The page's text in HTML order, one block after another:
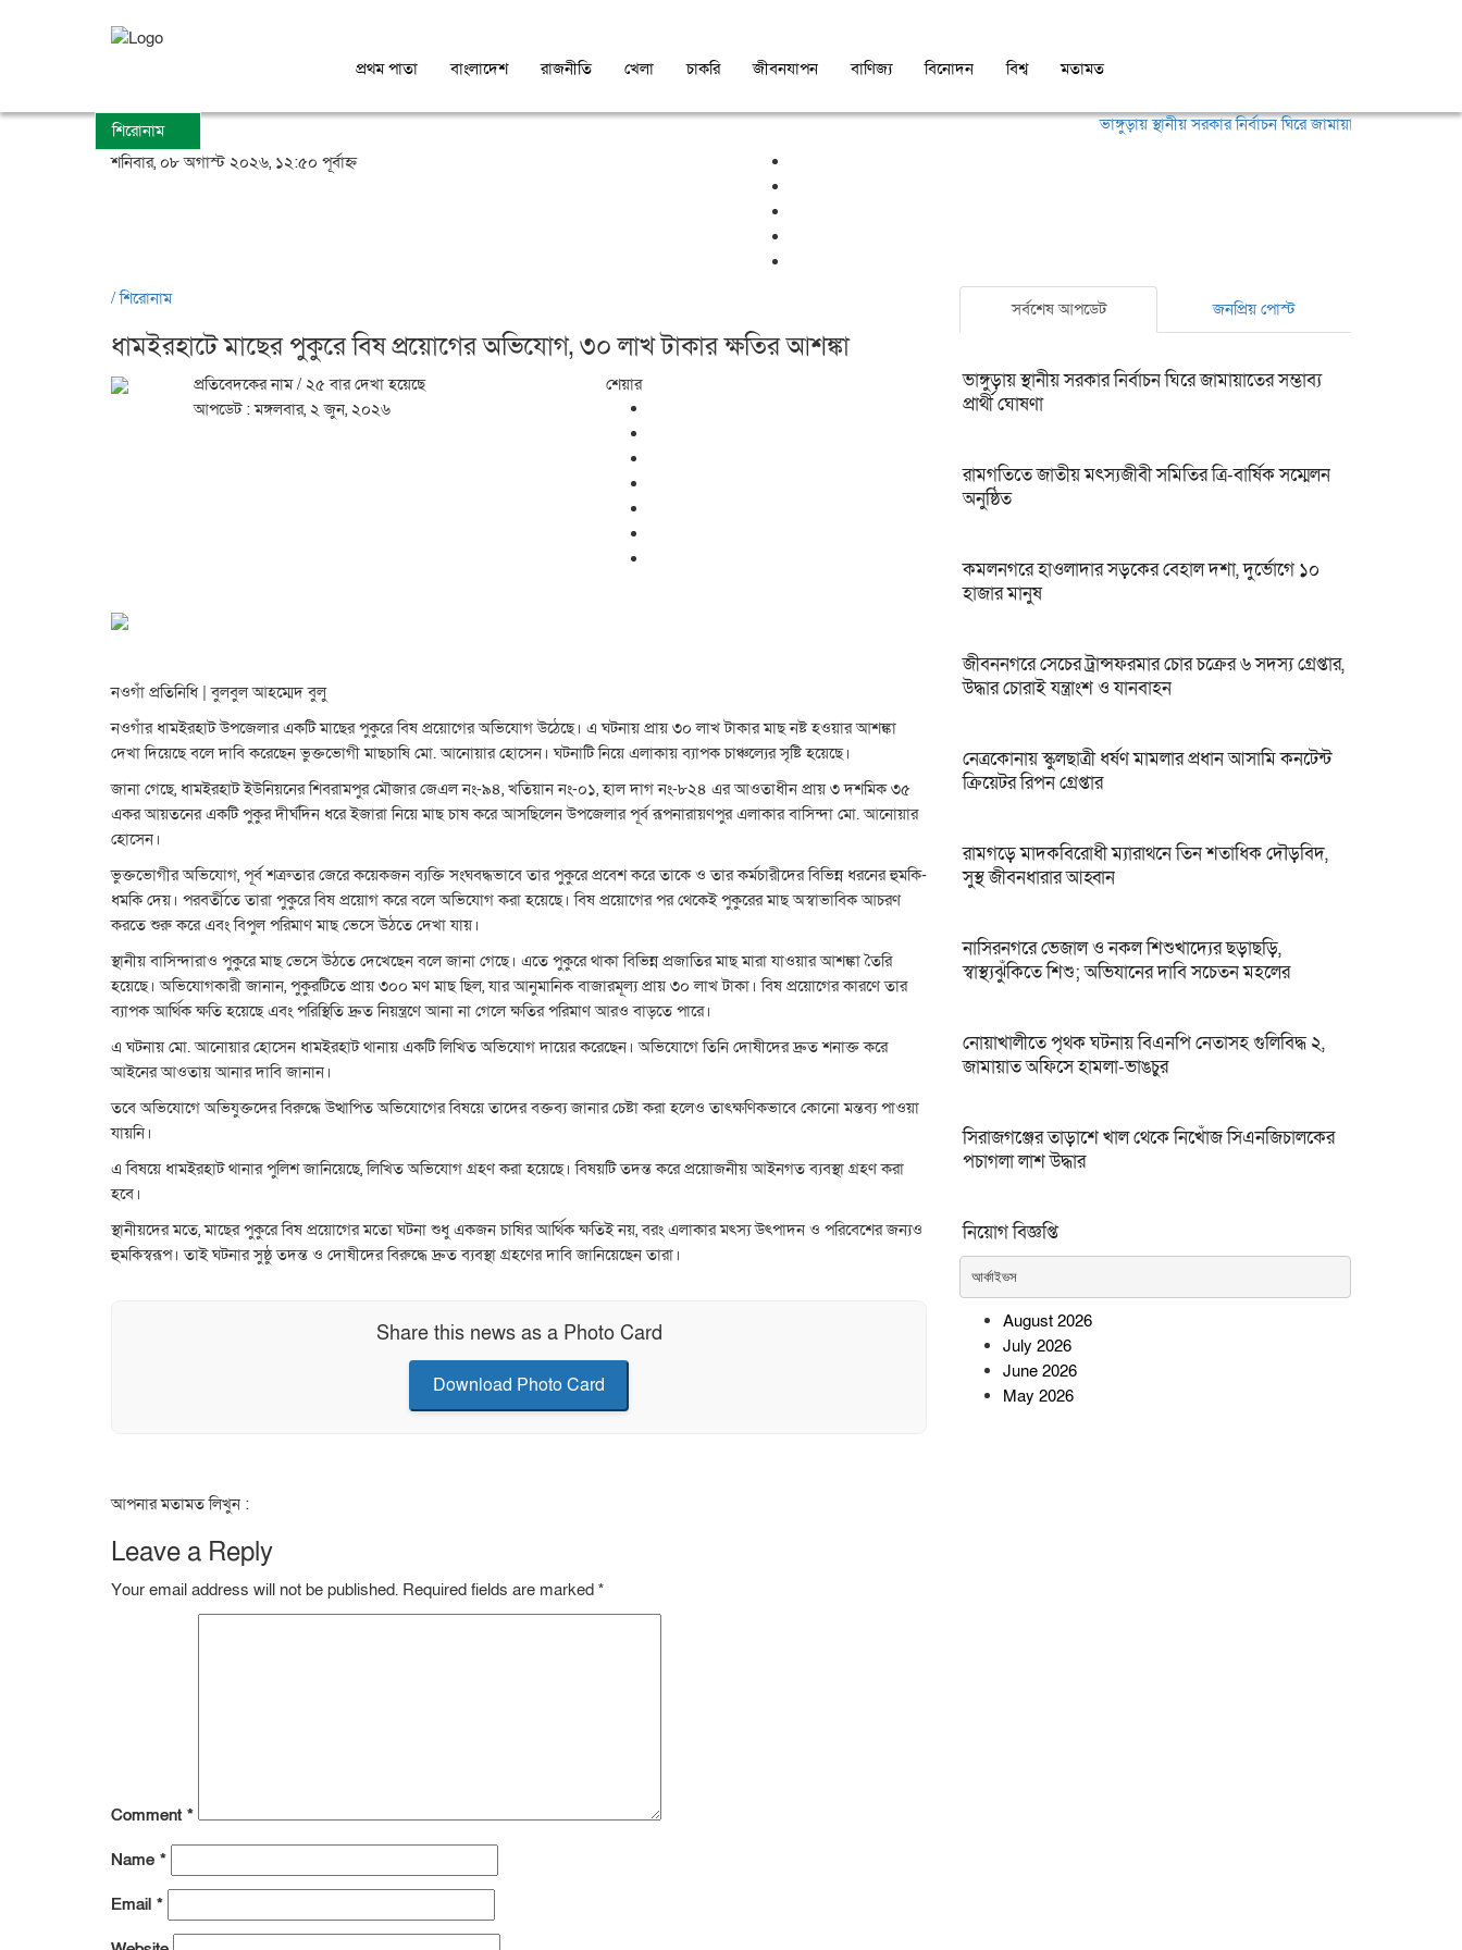
প্রথম পাতা বাংলাদেশ রাজনীতি খেলা চাকরি জীবনযাপন বাণিজ্য বিনোদন বিশ্ব মতামত
শিরোনাম
ভাঙ্গুড়ায় স্থানীয় সরকার নির্বাচন ঘিরে জামায়াতের সম্ভাব্য প্রার্থী
শনিবার, ০৮ অগাস্ট ২০২৬, ১২:৫০ পূর্বাহ্ন
/শিরোনাম
ধামইরহাটে মাছের পুকুরে বিষ প্রয়োগের অভিযোগ, ৩০ লাখ টাকার ক্ষতির আশঙ্কা
প্রতিবেদকের নাম/ ২৫ বার দেখা হয়েছে
আপডেট : মঙ্গলবার, ২ জুন, ২০২৬
শেয়ার
নওগাঁ প্রতিনিধি | বুলবুল আহম্মেদ বুলু
নওগাঁর ধামইরহাট উপজেলার একটি মাছের পুকুরে বিষ প্রয়োগের অভিযোগ উঠেছে। এ ঘটনায় প্রায় ৩০ লাখ টাকার মাছ নষ্ট হওয়ার আশঙ্কা
দেখা দিয়েছে বলে দাবি করেছেন ভুক্তভোগী মাছচাষি মো. আনোয়ার হোসেন। ঘটনাটি নিয়ে এলাকায় ব্যাপক চাঞ্চল্যের সৃষ্টি হয়েছে।
জানা গেছে, ধামইরহাট ইউনিয়নের শিবরামপুর মৌজার জেএল নং-৯৪, খতিয়ান নং-০১, হাল দাগ নং-৮২৪ এর আওতাধীন প্রায় ৩ দশমিক ৩৫
একর আয়তনের একটি পুকুর দীর্ঘদিন ধরে ইজারা নিয়ে মাছ চাষ করে আসছিলেন উপজেলার পূর্ব রূপনারায়ণপুর এলাকার বাসিন্দা মো. আনোয়ার
হোসেন।
ভুক্তভোগীর অভিযোগ, পূর্ব শত্রুতার জেরে কয়েকজন ব্যক্তি সংঘবদ্ধভাবে তার পুকুরে প্রবেশ করে তাকে ও তার কর্মচারীদের বিভিন্ন ধরনের হুমকি-
ধমকি দেয়। পরবর্তীতে তারা পুকুরে বিষ প্রয়োগ করে বলে অভিযোগ করা হয়েছে। বিষ প্রয়োগের পর থেকেই পুকুরের মাছ অস্বাভাবিক আচরণ
করতে শুরু করে এবং বিপুল পরিমাণ মাছ ভেসে উঠতে দেখা যায়।
স্থানীয় বাসিন্দারাও পুকুরে মাছ ভেসে উঠতে দেখেছেন বলে জানা গেছে। এতে পুকুরে থাকা বিভিন্ন প্রজাতির মাছ মারা যাওয়ার আশঙ্কা তৈরি
হয়েছে। অভিযোগকারী জানান, পুকুরটিতে প্রায় ৩০০ মণ মাছ ছিল, যার আনুমানিক বাজারমূল্য প্রায় ৩০ লাখ টাকা। বিষ প্রয়োগের কারণে তার
ব্যাপক আর্থিক ক্ষতি হয়েছে এবং পরিস্থিতি দ্রুত নিয়ন্ত্রণে আনা না গেলে ক্ষতির পরিমাণ আরও বাড়তে পারে।
এ ঘটনায় মো. আনোয়ার হোসেন ধামইরহাট থানায় একটি লিখিত অভিযোগ দায়ের করেছেন। অভিযোগে তিনি দোষীদের দ্রুত শনাক্ত করে
আইনের আওতায় আনার দাবি জানান।
তবে অভিযোগে অভিযুক্তদের বিরুদ্ধে উত্থাপিত অভিযোগের বিষয়ে তাদের বক্তব্য জানার চেষ্টা করা হলেও তাৎক্ষণিকভাবে কোনো মন্তব্য পাওয়া
যায়নি।
এ বিষয়ে ধামইরহাট থানার পুলিশ জানিয়েছে, লিখিত অভিযোগ গ্রহণ করা হয়েছে। বিষয়টি তদন্ত করে প্রয়োজনীয় আইনগত ব্যবস্থা গ্রহণ করা
হবে।
স্থানীয়দের মতে, মাছের পুকুরে বিষ প্রয়োগের মতো ঘটনা শুধু একজন চাষির আর্থিক ক্ষতিই নয়, বরং এলাকার মৎস্য উৎপাদন ও পরিবেশের জন্যও
হুমকিস্বরূপ। তাই ঘটনার সুষ্ঠু তদন্ত ও দোষীদের বিরুদ্ধে দ্রুত ব্যবস্থা গ্রহণের দাবি জানিয়েছেন তারা।
Share this news as a Photo Card
Download Photo Card
আপনার মতামত লিখুন :
Leave a Reply
Your email address will not be published. Required fields are marked *
Comment *
Name *
Email *
সর্বশেষ আপডেট জনপ্রিয় পোস্ট
ভাঙ্গুড়ায় স্থানীয় সরকার নির্বাচন ঘিরে জামায়াতের সম্ভাব্য
প্রার্থী ঘোষণা
রামগতিতে জাতীয় মৎস্যজীবী সমিতির ত্রি-বার্ষিক সম্মেলন
অনুষ্ঠিত
কমলনগরে হাওলাদার সড়কের বেহাল দশা, দুর্ভোগে ১০
হাজার মানুষ
জীবননগরে সেচের ট্রান্সফরমার চোর চক্রের ৬ সদস্য গ্রেপ্তার,
উদ্ধার চোরাই যন্ত্রাংশ ও যানবাহন
নেত্রকোনায় স্কুলছাত্রী ধর্ষণ মামলার প্রধান আসামি কনটেন্ট
ক্রিয়েটর রিপন গ্রেপ্তার
রামগড়ে মাদকবিরোধী ম্যারাথনে তিন শতাধিক দৌড়বিদ,
সুস্থ জীবনধারার আহ্বান
নাসিরনগরে ভেজাল ও নকল শিশুখাদ্যের ছড়াছড়ি,
স্বাস্থ্যঝুঁকিতে শিশু; অভিযানের দাবি সচেতন মহলের
নোয়াখালীতে পৃথক ঘটনায় বিএনপি নেতাসহ গুলিবিদ্ধ ২,
জামায়াত অফিসে হামলা-ভাঙচুর
সিরাজগঞ্জের তাড়াশে খাল থেকে নিখোঁজ সিএনজিচালকের
পচাগলা লাশ উদ্ধার
নিয়োগ বিজ্ঞপ্তি
আর্কাইভস
August 2026
July 2026
June 2026
May 2026